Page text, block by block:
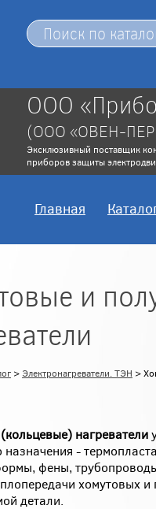
ООО
(ООО «ОВЕН-
Эксклюзивный поставщик
приборов защиты
Главная
и
> Электронагреватели. ТЭН >
нагреватели
назначения -
фены,
хомутовых и
детали.